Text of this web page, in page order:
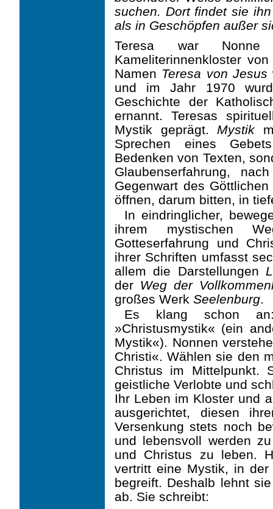
suchen. Dort findet sie
als in Geschöpfen außer
Teresa war
Kameliterinnenkloster
Namen Teresa von Jesus
und im Jahr 1970
Geschichte der
ernannt. Teresas
Mystik geprägt. Mystik
Sprechen eines
Bedenken von Texten,
Glaubenserfahrung,
Gegenwart des
öffnen, darum bitten, in
In eindringlicher,
ihrem mystischen
Gotteserfahrung und
ihrer Schriften umfasst
allem die Darstellungen
der Weg der
großes Werk Seelenburg.
Es klang schon
»Christusmystik« (ein
Mystik«). Nonnen
Christi«. Wählen sie den
Christus im Mittelpunkt.
geistliche Verlobte und
Ihr Leben im Kloster und
ausgerichtet, diesen
Versenkung stets noch
und lebensvoll werden
und Christus zu leben.
vertritt eine Mystik, in
begreift. Deshalb lehnt
ab. Sie schreibt: